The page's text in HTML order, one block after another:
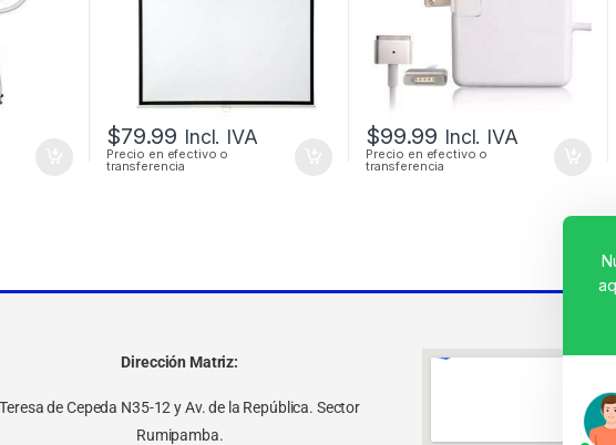
$79.99 Incl. IVA
Precio en efectivo o
transferencia
$99.99 Incl. IVA
Precio en efectivo o
transferencia
Dirección Matriz:
Teresa de Cepeda N35-12 y Av. de la República. Sector
Rumipamba.